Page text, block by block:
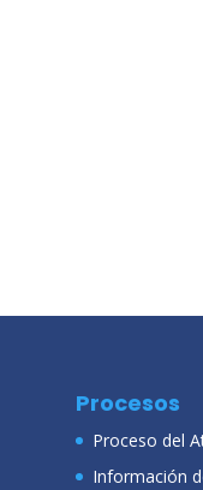
Procesos
Proceso del
Información